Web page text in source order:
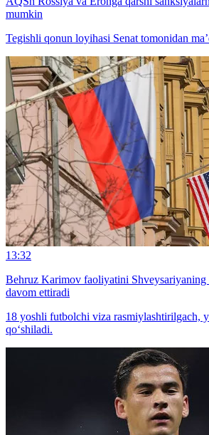
mumkin
Tegishli qonun loyihasi Senat tomonidan
13:32
Behruz Karimov faoliyatini Shveysariyaning
davom ettiradi
18 yoshli futbolchi viza rasmiylashtirilgach,
qo‘shiladi.